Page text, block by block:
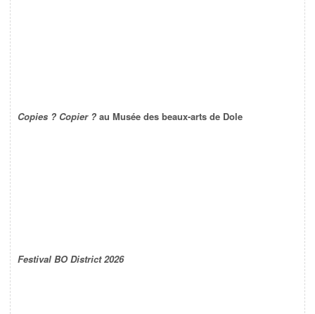
Copies ? Copier ? au Musée des beaux-arts de Dole
Festival BO District 2026